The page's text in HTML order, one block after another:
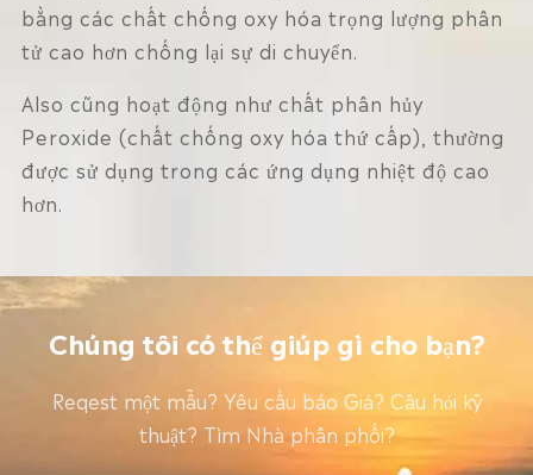
bằng các chất chống oxy hóa trọng lượng phân
tử cao hơn chống lại sự di chuyển.
Also cũng hoạt động như chất phân hủy
Peroxide (chất chống oxy hóa thứ cấp), thường
được sử dụng trong các ứng dụng nhiệt độ cao
hơn.
Chúng tôi có thể giúp gì cho bạn?
Reqest một mẫu? Yêu cầu báo Giá? Câu hỏi kỹ
thuật? Tìm Nhà phân phối?